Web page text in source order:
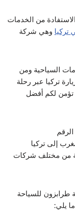
من الخدمات
وهي شركة
السياحية ومن
تركيا عبر رحلة
لكم أفضل
إلى تركيا
من مختلف شركات
طرابزون للسياحة
يلي: